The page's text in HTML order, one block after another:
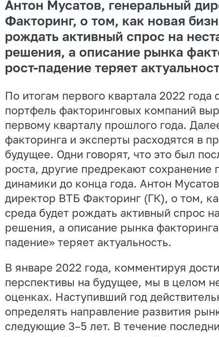
Антон Мусатов, генеральный
Факторинг, о том, как новая
рождать активный спрос на
решения, а описание рынка
рост-падение теряет
По итогам первого квартала 2022
портфель факторинговых компаний
первому кварталу прошлого года.
факторинга и эксперты расходятся в
будущее. Одни говорят, что это был
роста, другие предрекают сохранение
динамики до конца года. Антон
директор ВТБ Факторинг (ГК), о том,
среда будет рождать активный спрос
решения, а описание рынка
падение» теряет актуальность.
В январе 2022 года, комментируя
перспективы на будущее, мы в целом
оценках. Наступивший год
определять направление развития
следующие 3–5 лет. В течение